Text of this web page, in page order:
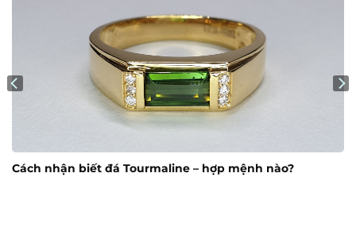
Cách nhận biết đá Tourmaline – hợp mệnh nào?